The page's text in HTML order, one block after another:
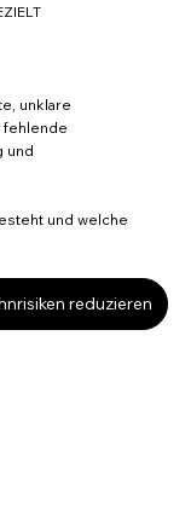
unklare
fehlende
und
und welche
reduzieren